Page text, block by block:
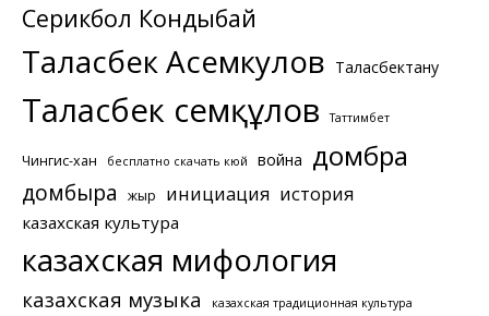
Серикбол Кондыбай
Таласбек Асемкулов Таласбектану
Таласбек Әсемқұлов Таттимбет
Чингис-хан бесплатно скачать кюй война домбра
домбыра жыр инициация история
казахская культура
казахская мифология
казахская музыка казахская традиционная культура